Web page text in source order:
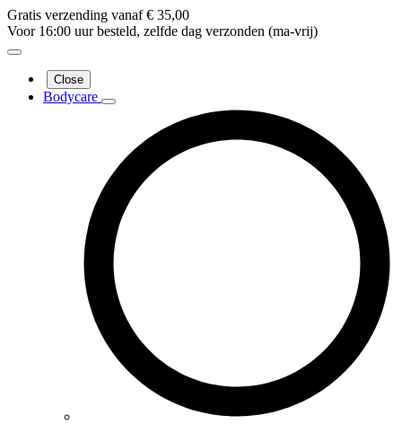
Gratis verzending vanaf € 35,00
Voor 16:00 uur besteld, zelfde dag verzonden (ma-vrij)
Close
Bodycare